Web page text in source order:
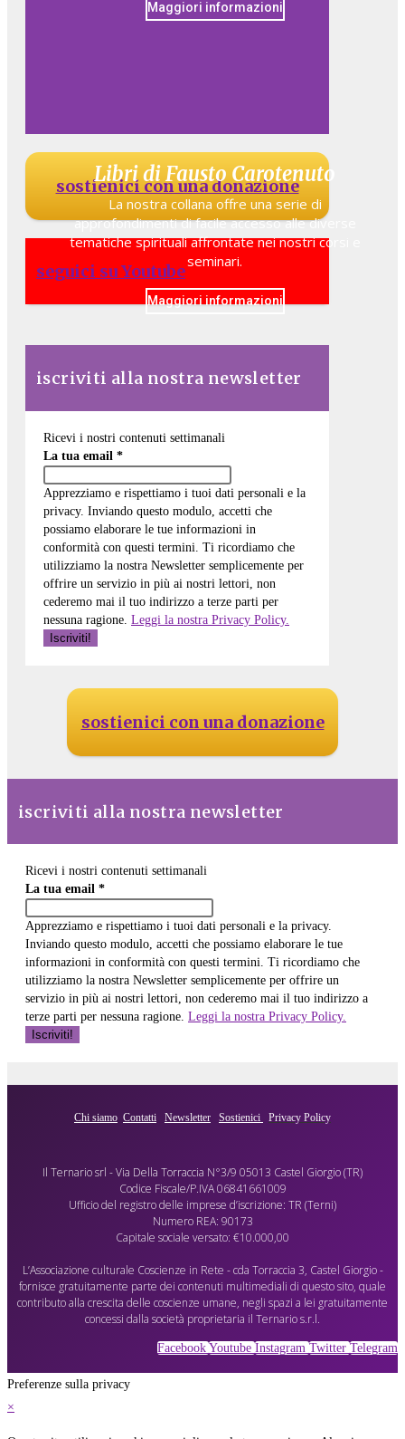
Maggiori informazioni
Libri di Fausto Carotenuto
La nostra collana offre una serie di
approfondimenti di facile accesso alle diverse
tematiche spirituali affrontate nei nostri corsi e
seminari.
Maggiori informazioni
sostienici con una donazione
seguici su Youtube
iscriviti alla nostra newsletter
Ricevi i nostri contenuti settimanali
La tua email *
Apprezziamo e rispettiamo i tuoi dati personali e la
privacy. Inviando questo modulo, accetti che
possiamo elaborare le tue informazioni in
conformità con questi termini. Ti ricordiamo che
utilizziamo la nostra Newsletter semplicemente per
offrire un servizio in più ai nostri lettori, non
cederemo mai il tuo indirizzo a terze parti per
nessuna ragione. Leggi la nostra Privacy Policy.
sostienici con una donazione
iscriviti alla nostra newsletter
Ricevi i nostri contenuti settimanali
La tua email *
Apprezziamo e rispettiamo i tuoi dati personali e la privacy.
Inviando questo modulo, accetti che possiamo elaborare le tue
informazioni in conformità con questi termini. Ti ricordiamo che
utilizziamo la nostra Newsletter semplicemente per offrire un
servizio in più ai nostri lettori, non cederemo mai il tuo indirizzo a
terze parti per nessuna ragione. Leggi la nostra Privacy Policy.
Chi siamo Contatti Newsletter Sostienici Privacy Policy
Il Ternario srl - Via Della Torraccia N°3/9 05013 Castel Giorgio (TR)
Codice Fiscale/P.IVA 06841661009
Ufficio del registro delle imprese d’iscrizione: TR (Terni)
Numero REA: 90173
Capitale sociale versato: €10.000,00
L’Associazione culturale Coscienze in Rete - cda Torraccia 3, Castel Giorgio -
fornisce gratuitamente parte dei contenuti multimediali di questo sito, quale
contributo alla crescita delle coscienze umane, negli spazi a lei gratuitamente
concessi dalla società proprietaria il Ternario s.r.l.
Facebook Youtube Instagram Twitter Telegram
Preferenze sulla privacy
×